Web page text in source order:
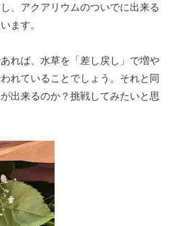
、アクアリウムのついでに出来る
ます。
れば、水草を「差し戻し」で増や
れていることでしょう。それと同
出来るのか？挑戦してみたいと思